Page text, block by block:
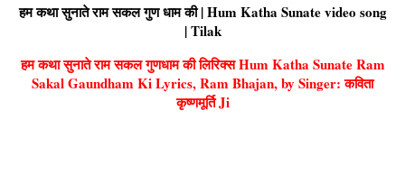
हम कथा सुनाते राम सकल गुण धाम की | Hum Katha Sunate video song
| Tilak
हम कथा सुनाते राम सकल गुणधाम की लिरिक्स Hum Katha Sunate Ram
Sakal Gaundham Ki Lyrics, Ram Bhajan, by Singer: कविता
कृष्णमूर्ति Ji